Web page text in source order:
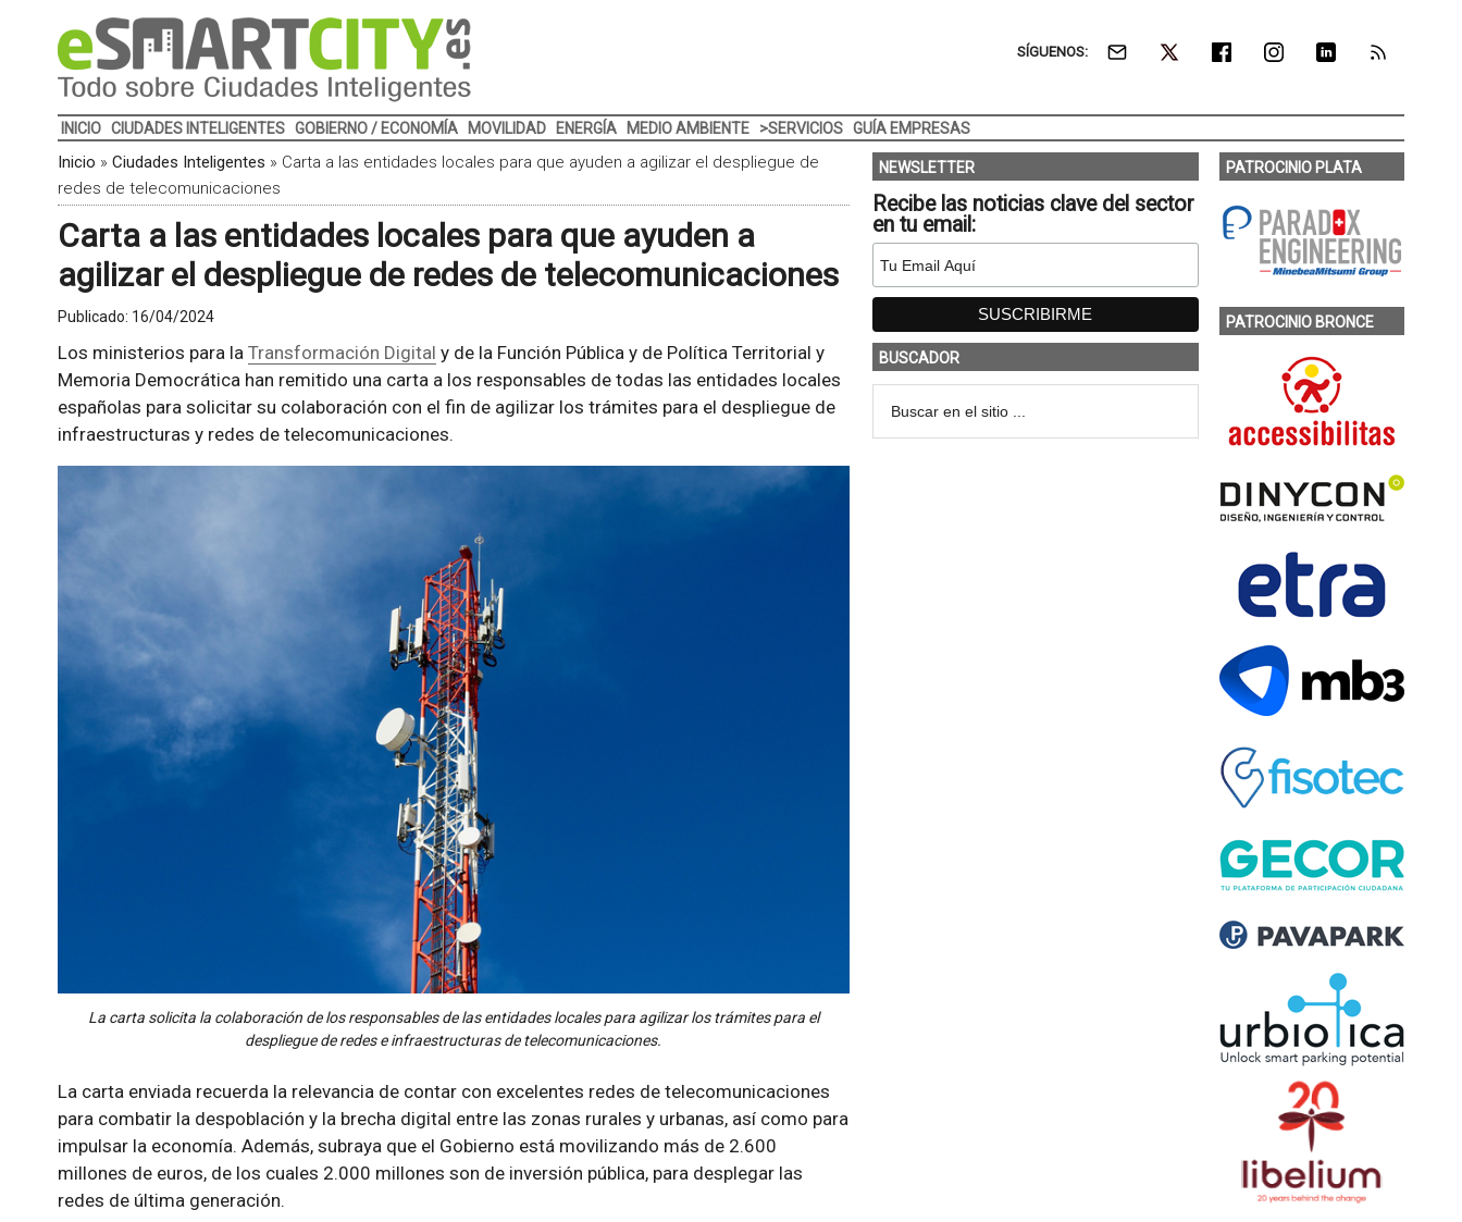
SÍGUENOS:
INICIO CIUDADES INTELIGENTES GOBIERNO / ECONOMÍA MOVILIDAD ENERGÍA MEDIO AMBIENTE >SERVICIOS GUÍA EMPRESAS
Inicio » Ciudades Inteligentes » Carta a las entidades locales para que ayuden a agilizar el despliegue de
redes de telecomunicaciones
Carta a las entidades locales para que ayuden a
agilizar el despliegue de redes de telecomunicaciones
Publicado: 16/04/2024
Los ministerios para la Transformación Digital y de la Función Pública y de Política Territorial y
Memoria Democrática han remitido una carta a los responsables de todas las entidades locales
españolas para solicitar su colaboración con el fin de agilizar los trámites para el despliegue de
infraestructuras y redes de telecomunicaciones.
La carta solicita la colaboración de los responsables de las entidades locales para agilizar los trámites para el
despliegue de redes e infraestructuras de telecomunicaciones.
La carta enviada recuerda la relevancia de contar con excelentes redes de telecomunicaciones
para combatir la despoblación y la brecha digital entre las zonas rurales y urbanas, así como para
impulsar la economía. Además, subraya que el Gobierno está movilizando más de 2.600
millones de euros, de los cuales 2.000 millones son de inversión pública, para desplegar las
redes de última generación.
NEWSLETTER
Recibe las noticias clave del sector
en tu email:
BUSCADOR
PATROCINIO PLATA
PATROCINIO BRONCE